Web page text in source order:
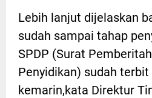
Lebih lanjut dijelaskan
sudah sampai tahap
SPDP (Surat
Penyidikan) sudah
kemarin,kata Direktur